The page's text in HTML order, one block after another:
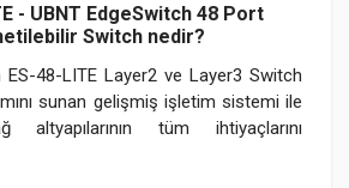
- UBNT EdgeSwitch 48 Port
Switch nedir?
ES-48-LITE Layer2 ve Layer3 Switch
sunan gelişmiş işletim sistemi ile
tüm ihtiyaçlarını